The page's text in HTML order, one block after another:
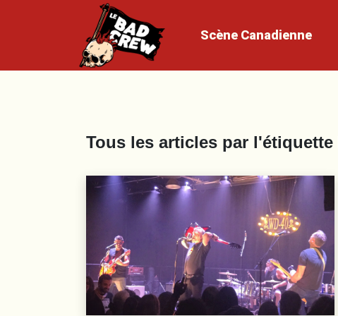
Scène Canadienne
Tous les articles par l'étiquette